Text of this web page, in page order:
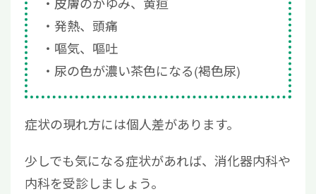
発熱、頭痛
嘔気、嘔吐
尿の色が濃い茶色になる(褐色尿)
症状の現れ方には個人差があります。
少しでも気になる症状があれば、消化器内科や
内科を受診しましょう。